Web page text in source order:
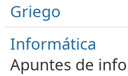
Griego
Informática
Apuntes de